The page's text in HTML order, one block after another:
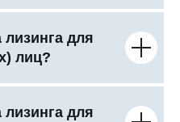
для
лиц?
для